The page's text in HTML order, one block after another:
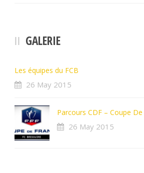
GALERIE
Les équipes du FCB
26 May 2015
Parcours CDF – Coupe
26 May 2015